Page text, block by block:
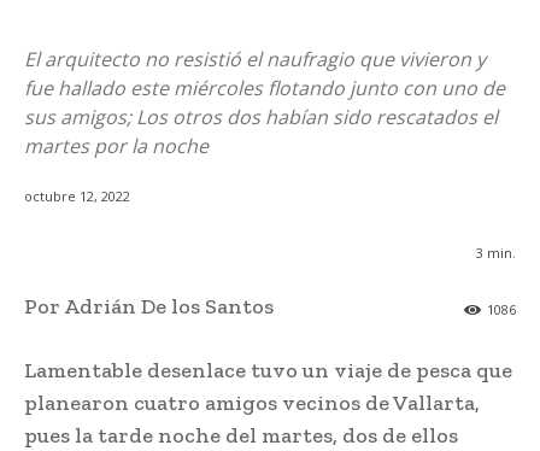
El arquitecto no resistió el naufragio que vivieron y
fue hallado este miércoles flotando junto con uno de
sus amigos; Los otros dos habían sido rescatados el
martes por la noche
octubre 12, 2022
3 min.
1086
Por Adrián De los Santos
Lamentable desenlace tuvo un viaje de pesca que
planearon cuatro amigos vecinos de Vallarta,
pues la tarde noche del martes, dos de ellos